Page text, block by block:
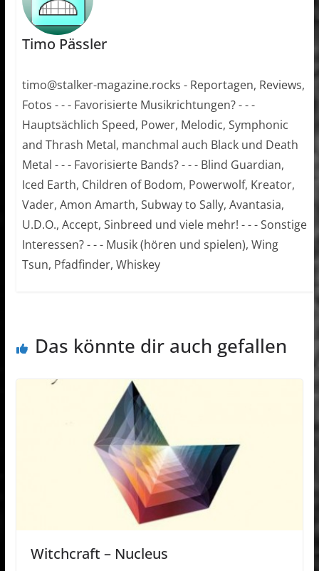
Timo Pässler
timo@stalker-magazine.rocks - Reportagen, Reviews,
Fotos - - - Favorisierte Musikrichtungen? - - -
Hauptsächlich Speed, Power, Melodic, Symphonic
and Thrash Metal, manchmal auch Black und Death
Metal - - - Favorisierte Bands? - - - Blind Guardian,
Iced Earth, Children of Bodom, Powerwolf, Kreator,
Vader, Amon Amarth, Subway to Sally, Avantasia,
U.D.O., Accept, Sinbreed und viele mehr! - - - Sonstige
Interessen? - - - Musik (hören und spielen), Wing
Tsun, Pfadfinder, Whiskey
Das könnte dir auch gefallen
Witchcraft – Nucleus